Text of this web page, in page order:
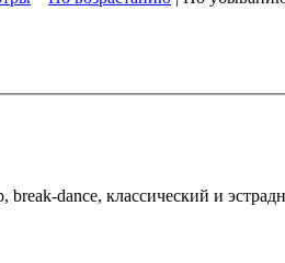
break-dance, классический и